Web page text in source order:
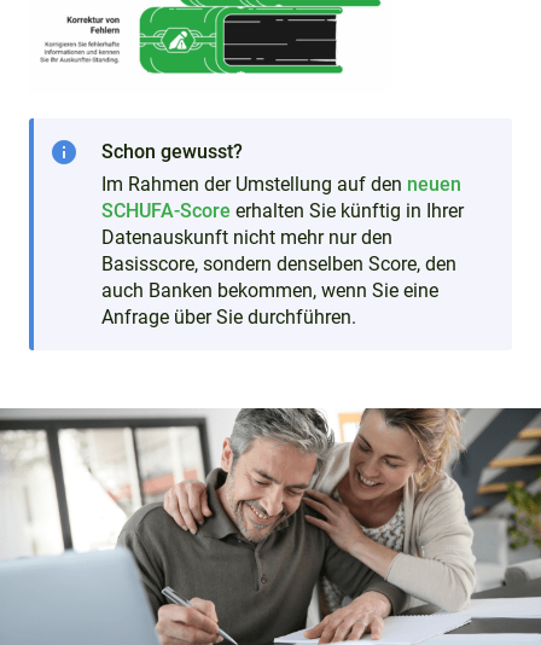
info
Schon gewusst?
Im Rahmen der Umstellung auf den neuen
SCHUFA-Score erhalten Sie künftig in Ihrer
Datenauskunft nicht mehr nur den
Basisscore, sondern denselben Score, den
auch Banken bekommen, wenn Sie eine
Anfrage über Sie durchführen.